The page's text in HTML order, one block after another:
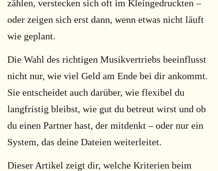
zählen, verstecken sich oft im Kleingedruckten –
oder zeigen sich erst dann, wenn etwas nicht läuft
wie geplant.
Die Wahl des richtigen Musikvertriebs beeinflusst
nicht nur, wie viel Geld am Ende bei dir ankommt.
Sie entscheidet auch darüber, wie flexibel du
langfristig bleibst, wie gut du betreut wirst und ob
du einen Partner hast, der mitdenkt – oder nur ein
System, das deine Dateien weiterleitet.
Dieser Artikel zeigt dir, welche Kriterien beim